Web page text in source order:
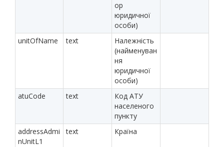
ор
юридичної
особи)
unitOfName
text
Належність
(найменуван
ня
юридичної
особи)
atuCode
text
Код АТУ
населеного
пункту
addressAdmi
nUnitL1
text Країна